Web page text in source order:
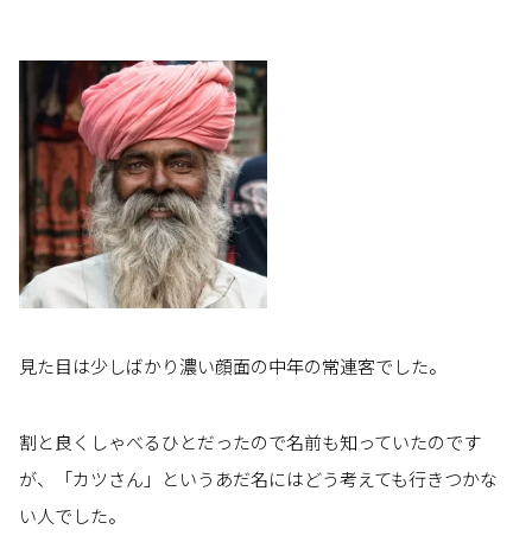
見た目は少しばかり濃い顔面の中年の常連客でした。
割と良くしゃべるひとだったので名前も知っていたのです
が、「カツさん」というあだ名にはどう考えても行きつかな
い人でした。